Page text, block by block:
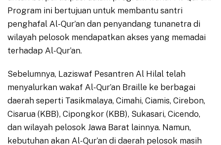
Program ini bertujuan untuk membantu santri
penghafal Al-Qur’an dan penyandang tunanetra di
wilayah pelosok mendapatkan akses yang memadai
terhadap Al-Qur’an.
Sebelumnya, Laziswaf Pesantren Al Hilal telah
menyalurkan wakaf Al-Qur’an Braille ke berbagai
daerah seperti Tasikmalaya, Cimahi, Ciamis, Cirebon,
Cisarua (KBB), Cipongkor (KBB), Sukasari, Cicendo,
dan wilayah pelosok Jawa Barat lainnya. Namun,
kebutuhan akan Al-Qur’an di daerah pelosok masih